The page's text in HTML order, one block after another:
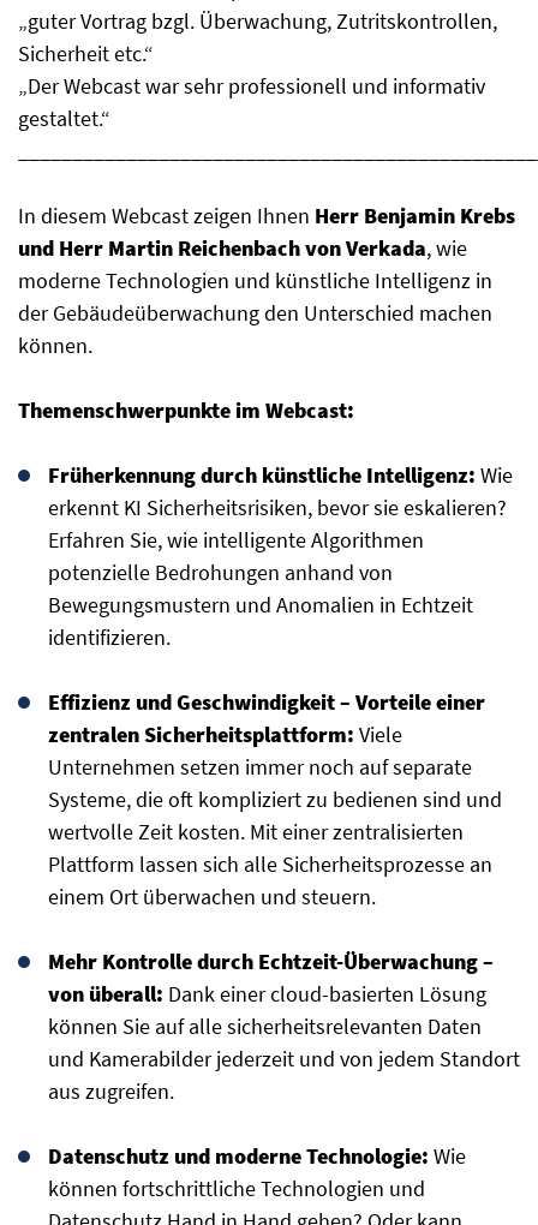
„guter Vortrag bzgl. Überwachung, Zutritskontrollen,
Sicherheit etc.“
„Der Webcast war sehr professionell und informativ
gestaltet.“
In diesem Webcast zeigen Ihnen Herr Benjamin Krebs
und Herr Martin Reichenbach von Verkada, wie
moderne Technologien und künstliche Intelligenz in
der Gebäudeüberwachung den Unterschied machen
können.
Themenschwerpunkte im Webcast:
Früherkennung durch künstliche Intelligenz: Wie
erkennt KI Sicherheitsrisiken, bevor sie eskalieren?
Erfahren Sie, wie intelligente Algorithmen
potenzielle Bedrohungen anhand von
Bewegungsmustern und Anomalien in Echtzeit
identifizieren.
Effizienz und Geschwindigkeit – Vorteile einer
zentralen Sicherheitsplattform: Viele
Unternehmen setzen immer noch auf separate
Systeme, die oft kompliziert zu bedienen sind und
wertvolle Zeit kosten. Mit einer zentralisierten
Plattform lassen sich alle Sicherheitsprozesse an
einem Ort überwachen und steuern.
Mehr Kontrolle durch Echtzeit-Überwachung –
von überall: Dank einer cloud-basierten Lösung
können Sie auf alle sicherheitsrelevanten Daten
und Kamerabilder jederzeit und von jedem Standort
aus zugreifen.
Datenschutz und moderne Technologie: Wie
können fortschrittliche Technologien und